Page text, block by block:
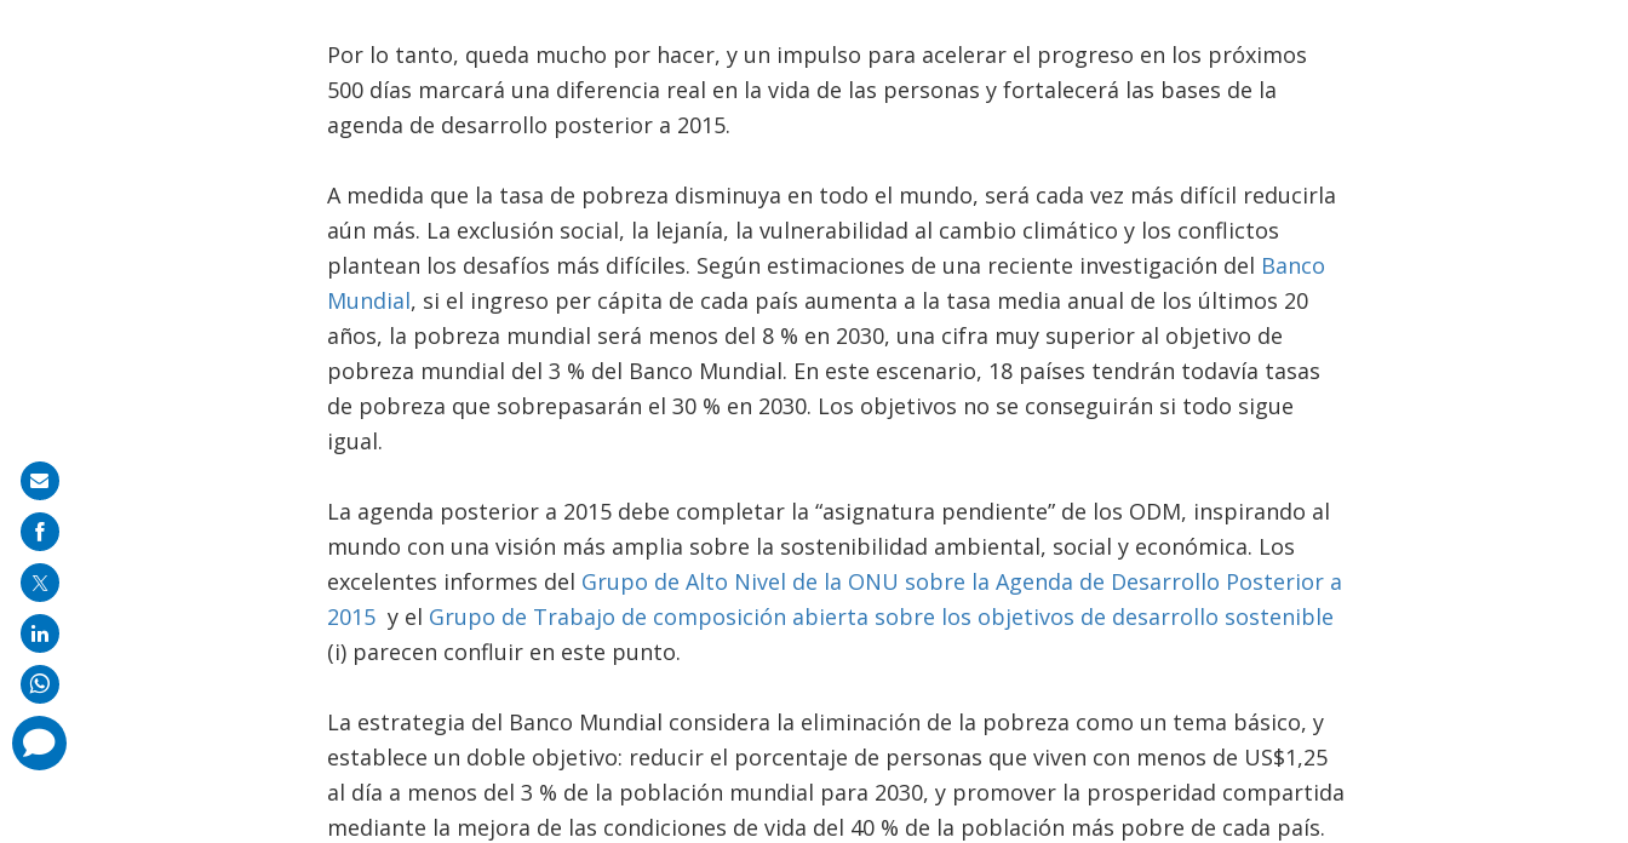
Por lo tanto, queda mucho por hacer, y un impulso para acelerar el progreso en los próximos
500 días marcará una diferencia real en la vida de las personas y fortalecerá las bases de la
agenda de desarrollo posterior a 2015.
A medida que la tasa de pobreza disminuya en todo el mundo, será cada vez más difícil reducirla
aún más. La exclusión social, la lejanía, la vulnerabilidad al cambio climático y los conflictos
plantean los desafíos más difíciles. Según estimaciones de una reciente investigación del Banco
Mundial, si el ingreso per cápita de cada país aumenta a la tasa media anual de los últimos 20
años, la pobreza mundial será menos del 8 % en 2030, una cifra muy superior al objetivo de
pobreza mundial del 3 % del Banco Mundial. En este escenario, 18 países tendrán todavía tasas
de pobreza que sobrepasarán el 30 % en 2030. Los objetivos no se conseguirán si todo sigue
igual.
La agenda posterior a 2015 debe completar la “asignatura pendiente” de los ODM, inspirando al
mundo con una visión más amplia sobre la sostenibilidad ambiental, social y económica. Los
excelentes informes del Grupo de Alto Nivel de la ONU sobre la Agenda de Desarrollo Posterior a
2015y el Grupo de Trabajo de composición abierta sobre los objetivos de desarrollo sostenible
(i) parecen confluir en este punto.
La estrategia del Banco Mundial considera la eliminación de la pobreza como un tema básico, y
establece un doble objetivo: reducir el porcentaje de personas que viven con menos de US$1,25
al día a menos del 3 % de la población mundial para 2030, y promover la prosperidad compartida
mediante la mejora de las condiciones de vida del 40 % de la población más pobre de cada país.
Share
on
mail
comments
added